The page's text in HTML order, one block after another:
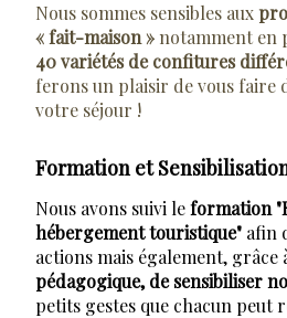
Nous sommes sensibles aux
« fait-maison »notamment en
40 variétés de confitures
ferons un plaisir de vous faire
votre séjour !
Formation et
Nous avons suivi leformation
hébergement touristique" afin
actions mais également, grâce
pédagogique, de sensibiliser
petits gestes que chacun peut